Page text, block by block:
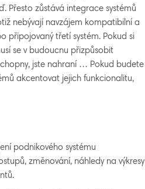
Přesto zůstává integrace systémů
nebývají navzájem kompatibilní a
připojovaný třetí systém. Pokud si
se v budoucnu přizpůsobit
jste nahraní … Pokud budete
akcentovat jejich funkcionalitu,
podnikového systému
změnování, náhledy na výkresy